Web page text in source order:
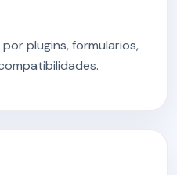
plugins, formularios,